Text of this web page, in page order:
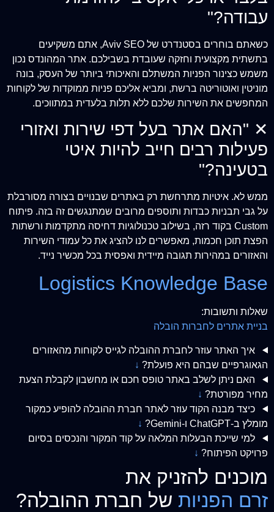
עבודה?"
כשאתם בוחרים בסטנדרט של Aviv SEO, אתם משקיעים
בתשתית מקצועית וחזקה שעובדת בשבילכם. אתר המהונדס נכון
משמש כצינור הפניות המשתלם והאיכותי ביותר של העסק, בונה
מוניטין ואוטוריטה ברשת, ומביא אליכם פניות ממוקדות של לקוחות
המחפשים את השירות שלכם ללא תלות בלעדית במתווכים.
✕ "האם אתר בעל דפי שירות ואזורי
פעילות רבים חייב להיות איטי
בטעינה?"
ממש לא. איטיות מתרחשת רק באתרים שבנויים בצורה מסורבלת
על גבי תבניות כבדות ותוספים מרובים שמתנגשים זה בזה. פיתוח
Custom בקוד רזה, בשילוב טכנולוגיות דחיסה מתקדמות ורשתות
הפצת תוכן חכמות, מאפשרים לנו להציג את כל עמודי השירות
והאזורים במהירות תגובה מיידית ואפסית בכל מכשיר נייד.
Logistics Knowledge Base
שאלות ותשובות:
בניית אתרים לחברות הובלה
איך האתר עוזר לחברת ההובלה לגייס לקוחות מהאזורים
הגאוגרפיים שבהם היא פועלת? ↓
האם ניתן לשלב באתר טופס חכם או מחשבון לקבלת הצעת
מחיר מפורטת? ↓
כיצד מבנה הקוד עוזר לאתר חברת ההובלה להופיע כמקור
מומלץ ב-ChatGPT ו-Gemini?
↓
למי שייכת הבעלות המלאה על קוד המקור והנכסים בסיום
פרויקט הפיתוח? ↓
מוכנים להזניק את
זרם הפניות של חברת ההובלה?